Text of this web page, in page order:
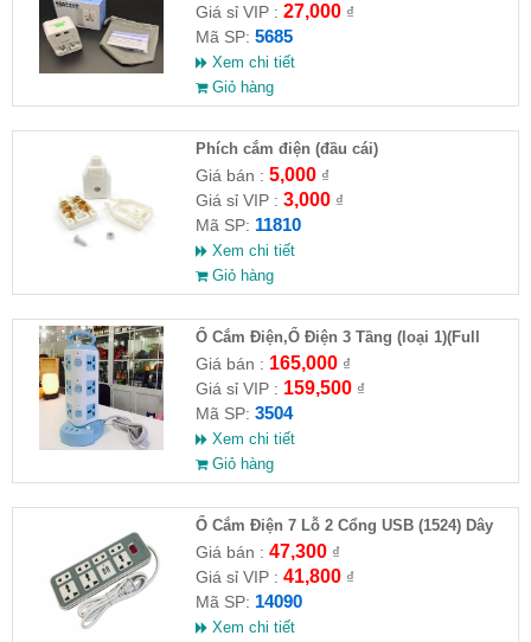
Giá sỉ VIP : 27,000₫
Mã SP: 5685
Xem chi tiết
Giỏ hàng
Phích cắm điện (đầu cái)
Giá bán : 5,000₫
Giá sỉ VIP : 3,000₫
Mã SP: 11810
Xem chi tiết
Giỏ hàng
Ổ Cắm Điện,Ổ Điện 3 Tầng (loại 1)(Full
VAT )
Giá bán : 165,000₫
Giá sỉ VIP : 159,500₫
Mã SP: 3504
Xem chi tiết
Giỏ hàng
Ổ Cắm Điện 7 Lỗ 2 Cổng USB (1524) Dây
1.5M ( HĐ )
Giá bán : 47,300₫
Giá sỉ VIP : 41,800₫
Mã SP: 14090
Xem chi tiết